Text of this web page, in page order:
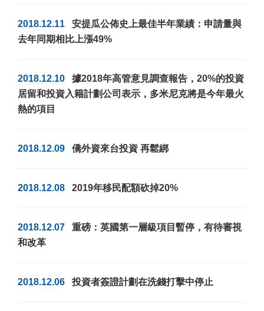
2018.12.11
安提瓜公佈史上最佳半年業績：申請量與
去年同期相比上漲49%
2018.12.10
據2018年高管意見調查報告，20%的投資
居留和投資入籍計劃公司表示，多米尼克將是今年最火
熱的項目
2018.12.09 僑外資來台投資 再鬆綁
2018.12.08 2019年移民配額砍掉20%
2018.12.07
重磅：英國第一層級項目暫停，有待審視
和改革
2018.12.06 投資者簽證計劃在洗錢打擊中停止